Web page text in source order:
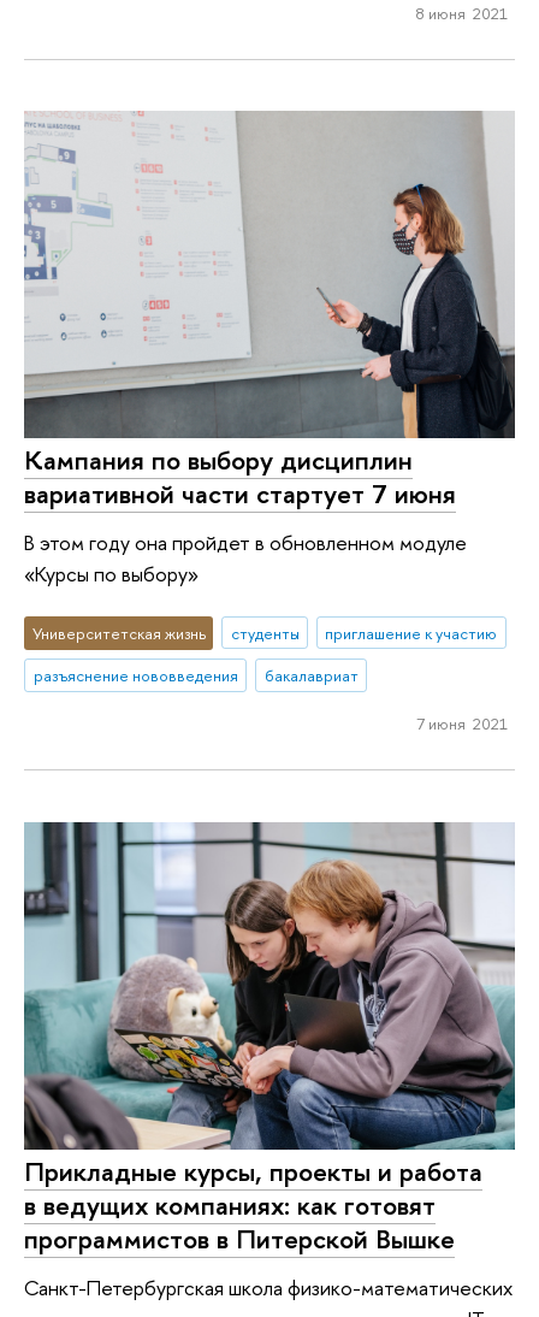
8 июня 2021
Кампания по выбору дисциплин
вариативной части стартует 7 июня
В этом году она пройдет в обновленном модуле
«Курсы по выбору»
Университетская жизнь студенты
приглашение к участию
разъяснение нововведения
бакалавриат
7 июня 2021
Прикладные курсы, проекты и работа
в ведущих компаниях: как готовят
программистов в Питерской Вышке
Санкт-Петербургская школа физико-математических